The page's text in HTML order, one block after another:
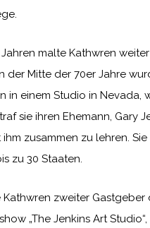
malte Kathwren
der Mitte der 70er Jahre
in einem Studio in Nevada,
sie ihren Ehemann, Gary
zusammen zu lehren.
zu 30 Staaten.
zweiter Gastgeber
„The Jenkins Art